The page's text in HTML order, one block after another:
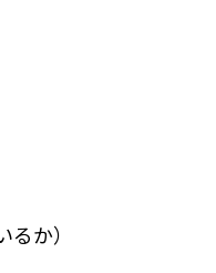
か）